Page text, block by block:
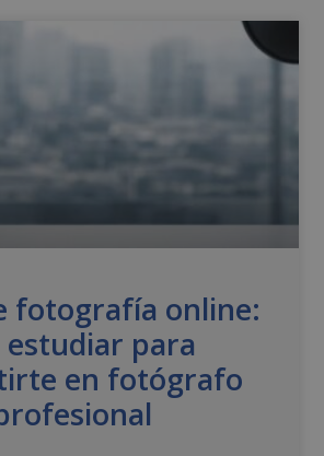
fotografía online:
estudiar para
en fotógrafo